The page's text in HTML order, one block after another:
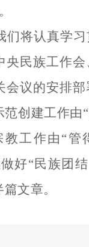
们将认真学
央民族工作
会议的安排
范创建工作由
工作由“管
好“民族团
文章。